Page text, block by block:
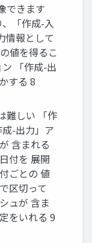
できます
「作成-入
情報として
値を得るこ
「作成-出
する 8
難しい 「作
-出力」ア
含まれる
付を 展開
ごとの 値
区切って
ュが 含ま
をいれる 9